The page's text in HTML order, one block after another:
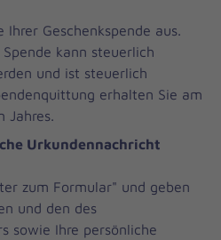
Ihrer Geschenkspende aus.
Spende kann steuerlich
und ist steuerlich
erhalten Sie am
Jahres.
Urkundennachricht
zum Formular" und geben
und den des
sowie Ihre persönliche